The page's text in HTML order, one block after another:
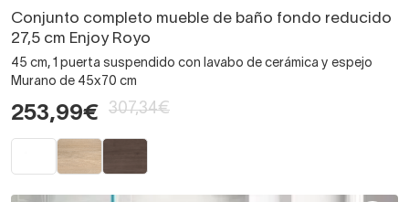
Conjunto completo mueble de baño fondo reducido
27,5 cm Enjoy Royo
45 cm, 1 puerta suspendido con lavabo de cerámica y espejo
Murano de 45x70 cm
253,99€ 307,34€